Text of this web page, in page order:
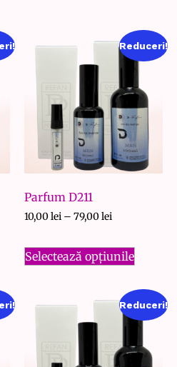
Reduceri!
Parfum D211
10,00lei – 79,00lei
Selectează opțiunile
Reduceri!